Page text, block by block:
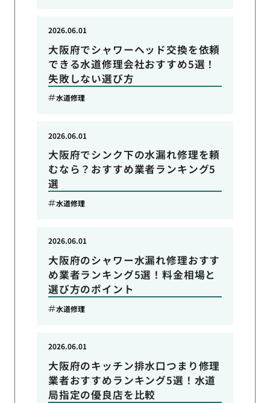
大阪府でシャワーヘッド交換を依頼
できる水道修理会社おすすめ5選！
失敗しない選び方
2026.06.01
水道修理
大阪府でシンク下の水漏れ修理を頼
むなら？おすすめ業者ランキング5
選
2026.06.01
水道修理
大阪府のシャワー水漏れ修理おすす
め業者ランキング5選！料金相場と
選び方のポイント
2026.06.01
水道修理
大阪府のキッチン排水口つまり修理
業者おすすめランキング5選！水道
局指定の優良店を比較
2026.06.01